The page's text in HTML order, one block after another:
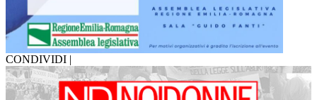
CONDIVIDI |